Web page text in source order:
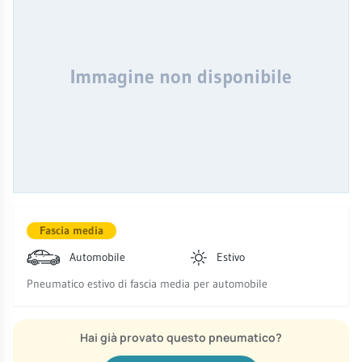
Immagine non disponibile
Fascia media
Automobile
Estivo
Pneumatico estivo di fascia media per automobile
Hai già provato questo pneumatico?